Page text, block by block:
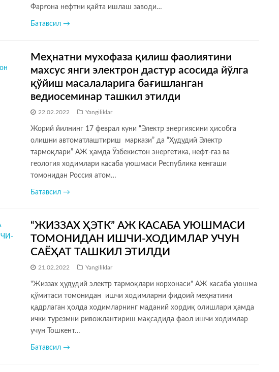
Фарғона нефтни қайта ишлаш заводи…
Батавсил →
Меҳнатни мухофаза қилиш фаолиятини
махсус янги электрон дастур асосида йўлга
қўйиш масалаларига бағишланган
ведиосеминар ташкил этилди
22.02.2022 Yangiliklar
Жорий йилнинг 17 феврал куни “Электр энергиясини ҳисобга
олишни автоматлаштириш маркази” да “Ҳудудий Электр
тармоқлари” АЖ ҳамда Ўзбекистон энергетика, нефт-газ ва
геология ходимлари касаба уюшмаси Республика кенгаши
томонидан Россия атом…
Батавсил →
“ЖИЗЗАХ ҲЭТК” АЖ КАСАБА УЮШМАСИ
ТОМОНИДАН ИШЧИ-ХОДИМЛАР УЧУН
САЁҲАТ ТАШКИЛ ЭТИЛДИ
21.02.2022 Yangiliklar
"Жиззах ҳудудий электр тармоқлари корхонаси" АЖ касаба уюшма
қўмитаси томонидан ишчи ходимларни фидоий меҳнатини
қадрлаган ҳолда ходимларнинг маданий хордиқ олишлари ҳамда
ички турезмни ривожлантириш мақсадида фаол ишчи ходимлар
учун Тошкент…
Батавсил →